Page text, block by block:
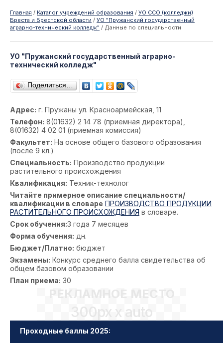
Главная / Каталог учреждений образования / УО ССО (колледжи)
Бреста и Брестской области / УО "Пружанский государственный
аграрно-технический колледж" / Данные по специальности
УО "Пружанский государственный аграрно-
технический колледж"
Поделиться…
Адрес: г. Пружаны ул. Красноармейская, 11
Телефон: 8(01632) 2 14 78 (приемная директора),
8(01632) 4 02 01 (приемная комиссия)
Факультет: На основе общего базового образования
(после 9 кл.)
Специальность: Производство продукции
растительного происхождения
Квалификация: Техник-технолог
Читайте примерное описание специальности/
квалификации в словаре ПРОИЗВОДСТВО ПРОДУКЦИИ
РАСТИТЕЛЬНОГО ПРОИСХОЖДЕНИЯ в словаре.
Срок обучения:3 года 7 месяцев
Форма обучения: дн.
Бюджет/Платно: бюджет
Экзамены: Конкурс среднего балла свидетельства об
общем базовом образовании
План приема: 30
РЕКЛАМНОЕ МЕСТО
300px x auto
Проходные баллы 2025: